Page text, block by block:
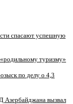
спасают успешную
туризму»
по делу о 4,3
Азербайджана вызвал